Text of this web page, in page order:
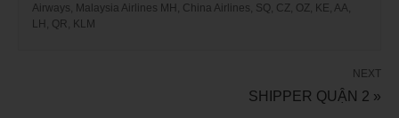
Airways, Malaysia Airlines MH, China Airlines, SQ, CZ, OZ, KE, AA,
LH, QR, KLM
NEXT
SHIPPER QUẬN 2 »